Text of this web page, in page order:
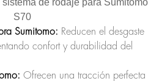
Sumitomo: Reducen el desgaste
confort y durabilidad del
Ofrecen una tracción perfecta